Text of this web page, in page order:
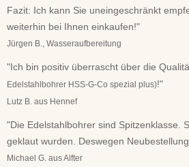
Fazit: Ich kann Sie uneingeschränkt
weiterhin bei Ihnen einkaufen!"
Jürgen B., Wasseraufbereitung
"Ich bin positiv überrascht über die
Edelstahlbohrer HSS-G-Co spezial plus)!"
Lutz B. aus Hennef
"Die Edelstahlbohrer sind Spitzenklasse.
geklaut wurden. Deswegen
Michael G. aus Alfter